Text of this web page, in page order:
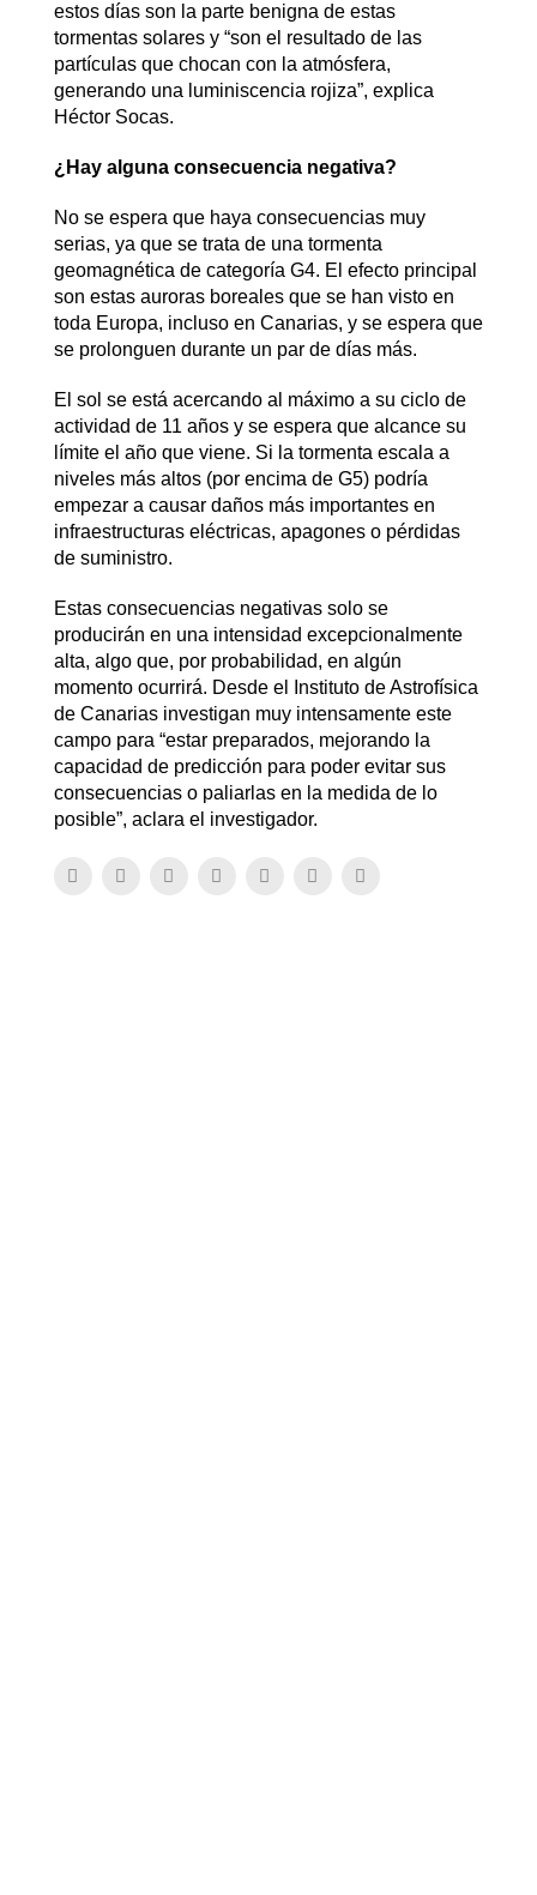
estos días son la parte benigna de estas
tormentas solares y “son el resultado de las
partículas que chocan con la atmósfera,
generando una luminiscencia rojiza”, explica
Héctor Socas.
¿Hay alguna consecuencia negativa?
No se espera que haya consecuencias muy
serias, ya que se trata de una tormenta
geomagnética de categoría G4. El efecto principal
son estas auroras boreales que se han visto en
toda Europa, incluso en Canarias, y se espera que
se prolonguen durante un par de días más.
El sol se está acercando al máximo a su ciclo de
actividad de 11 años y se espera que alcance su
límite el año que viene. Si la tormenta escala a
niveles más altos (por encima de G5) podría
empezar a causar daños más importantes en
infraestructuras eléctricas, apagones o pérdidas
de suministro.
Estas consecuencias negativas solo se
producirán en una intensidad excepcionalmente
alta, algo que, por probabilidad, en algún
momento ocurrirá. Desde el Instituto de Astrofísica
de Canarias investigan muy intensamente este
campo para “estar preparados, mejorando la
capacidad de predicción para poder evitar sus
consecuencias o paliarlas en la medida de lo
posible”, aclara el investigador.